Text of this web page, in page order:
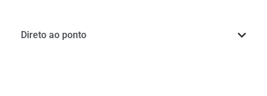
Direto ao ponto